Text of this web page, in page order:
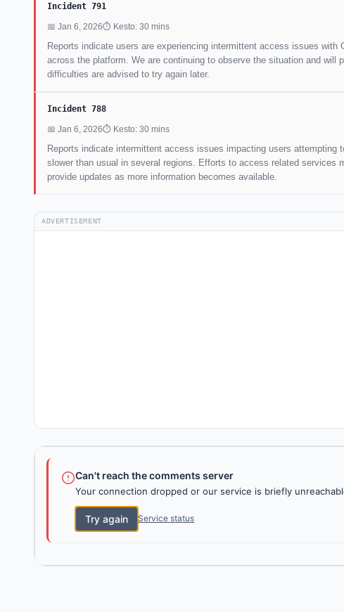
Incident 791
📅 Jan 6, 2026⏱ Kesto: 30 mins
Reports indicate users are experiencing intermittent access issues
across the platform. We are continuing to observe the situation and will
difficulties are advised to try again later.
Incident 788
📅 Jan 6, 2026⏱ Kesto: 30 mins
Reports indicate intermittent access issues impacting users attempting
slower than usual in several regions. Efforts to access related services
provide updates as more information becomes available.
ADVERTISEMENT
Can't reach the comments server
Your connection dropped or our service is briefly
Try again Service status